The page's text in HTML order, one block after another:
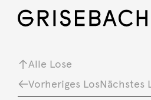
Alle Lose
Vorheriges LosNächstes